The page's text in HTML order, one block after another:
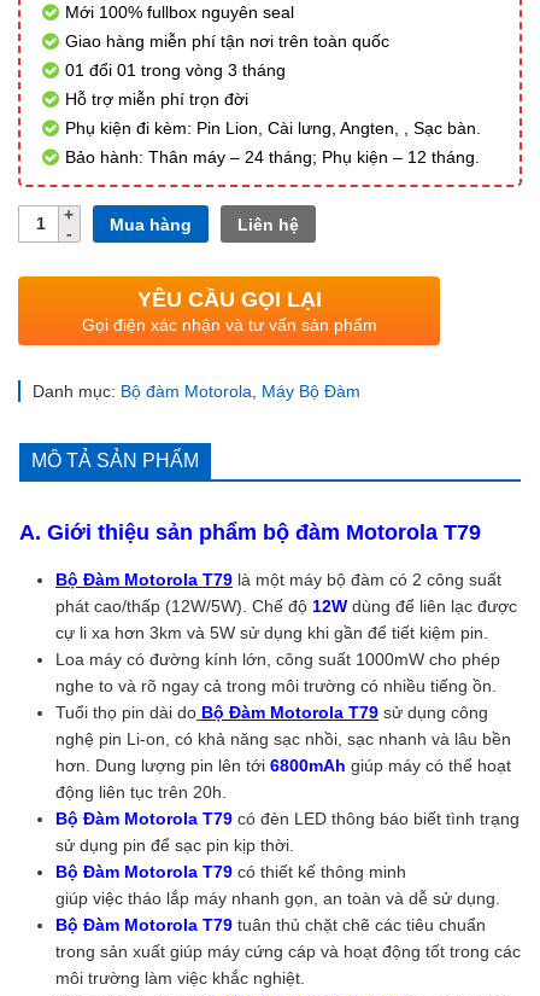
Mới 100% fullbox nguyên seal
Giao hàng miễn phí tận nơi trên toàn quốc
01 đổi 01 trong vòng 3 tháng
Hỗ trợ miễn phí trọn đời
Phụ kiện đi kèm: Pin Lion, Cài lưng, Angten, , Sạc bàn.
Bảo hành: Thân máy – 24 tháng; Phụ kiện – 12 tháng.
Số
lượng
Mua hàng Liên hệ
YÊU CẦU GỌI LẠI
Gọi điện xác nhận và tư vấn sản phẩm
Danh mục: Bộ đàm Motorola Máy Bộ Đàm
MÔ TẢ SẢN PHẨM
A. Giới thiệu sản phẩm bộ đàm Motorola T79
Bộ Đàm Motorola T79 là một máy bộ đàm có 2 công suất
phát cao/thấp (12W/5W). Chế độ 12W dùng để liên lạc được
cự li xa hơn 3km và 5W sử dụng khi gần để tiết kiệm pin.
Loa máy có đường kính lớn, công suất 1000mW cho phép
nghe to và rõ ngay cả trong môi trường có nhiều tiếng ồn.
Tuổi thọ pin dài do Bộ Đàm Motorola T79 sử dụng công
nghệ pin Li-on, có khả năng sạc nhồi, sạc nhanh và lâu bền
hơn. Dung lượng pin lên tới 6800mAh giúp máy có thể hoạt
động liên tục trên 20h.
Bộ Đàm Motorola T79 có đèn LED thông báo biết tình trạng
sử dụng pin để sạc pin kịp thời.
Bộ Đàm Motorola T79 có thiết kế thông minh
giúp việc tháo lắp máy nhanh gọn, an toàn và dễ sử dụng.
Bộ Đàm Motorola T79 tuân thủ chặt chẽ các tiêu chuẩn
trong sản xuất giúp máy cứng cáp và hoạt động tốt trong các
môi trường làm việc khắc nghiệt.